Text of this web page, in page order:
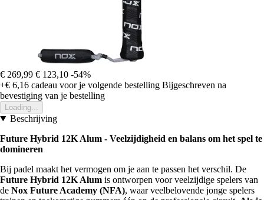
€ 269,99 € 123,10 -54%
+€ 6,16 cadeau voor je volgende bestelling Bijgeschreven na
bevestiging van je bestelling
Loading...
Beschrijving
Future Hybrid 12K Alum - Veelzijdigheid en balans om het spel te
domineren
Bij padel maakt het vermogen om je aan te passen het verschil. De
Future Hybrid 12K Alum is ontworpen voor veelzijdige spelers van
de Nox Future Academy (NFA), waar veelbelovende jonge spelers